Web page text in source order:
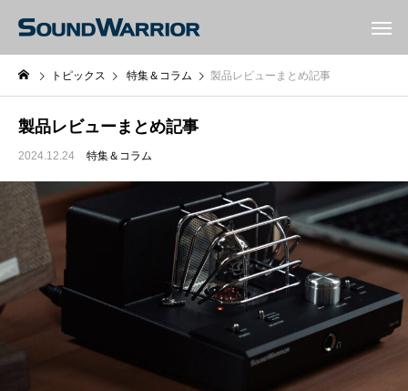
トピックス 特集＆コラム 製品レビューまとめ記事
製品レビューまとめ記事
2024.12.24 特集＆コラム